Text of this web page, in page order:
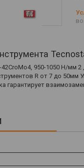
950-1050 Н/мм 2
R от 7 до 50мм
гарантирует